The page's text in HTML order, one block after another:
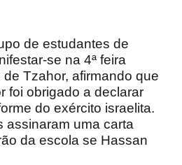
de estudantes de
se na 4ª feira
Tzahor, afirmando que
foi obrigado a declarar
do exército israelita.
assinaram uma carta
da escola se Hassan